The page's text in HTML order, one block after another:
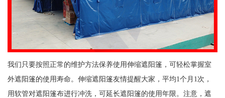
我们只要按照正常的维护方法保养使用伸缩遮阳篷，可轻松掌握室
外遮阳篷的使用寿命。伸缩遮阳篷友情提醒大家，平均1个月1次，
用软管对遮阳篷布进行冲洗，可延长遮阳篷的使用年限。注意，遮